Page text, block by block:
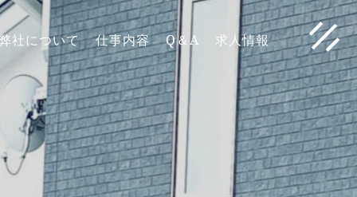
社について 仕事内容 Q＆A 求人情報